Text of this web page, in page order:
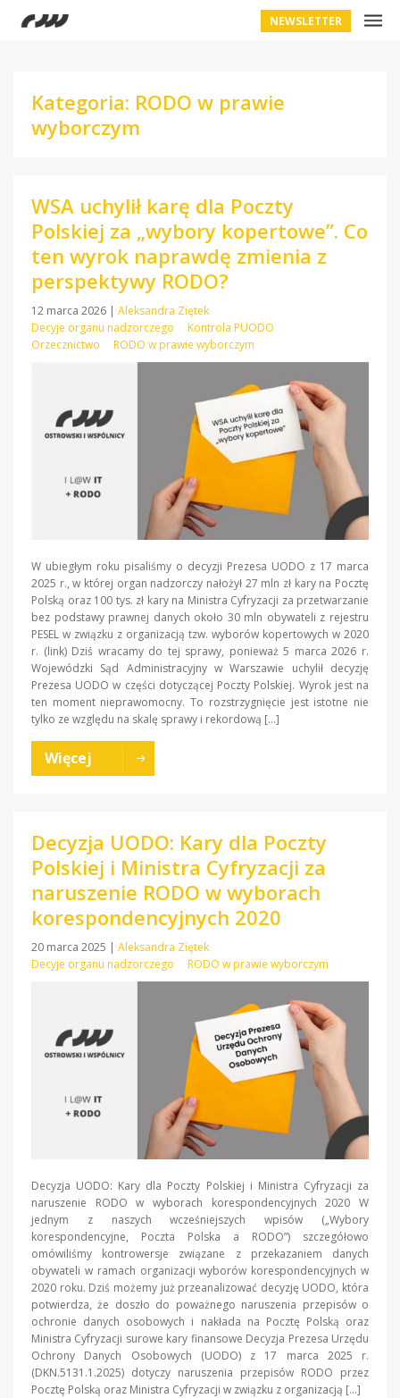
NEWSLETTER
Kategoria: RODO w prawie
wyborczym
WSA uchylił karę dla Poczty
Polskiej za „wybory kopertowe”. Co
ten wyrok naprawdę zmienia z
perspektywy RODO?
12 marca 2026 | Aleksandra Ziętek
Decyje organu nadzorczego
Kontrola PUODO
Orzecznictwo
RODO w prawie wyborczym
W ubiegłym roku pisaliśmy o decyzji Prezesa UODO z 17 marca
2025 r., w której organ nadzorczy nałożył 27 mln zł kary na Pocztę
Polską oraz 100 tys. zł kary na Ministra Cyfryzacji za przetwarzanie
bez podstawy prawnej danych około 30 mln obywateli z rejestru
PESEL w związku z organizacją tzw. wyborów kopertowych w 2020
r. (link) Dziś wracamy do tej sprawy, ponieważ 5 marca 2026 r.
Wojewódzki Sąd Administracyjny w Warszawie uchylił decyzję
Prezesa UODO w części dotyczącej Poczty Polskiej. Wyrok jest na
ten moment nieprawomocny. To rozstrzygnięcie jest istotne nie
tylko ze względu na skalę sprawy i rekordową […]
Więcej
Decyzja UODO: Kary dla Poczty
Polskiej i Ministra Cyfryzacji za
naruszenie RODO w wyborach
korespondencyjnych 2020
20 marca 2025 | Aleksandra Ziętek
Decyje organu nadzorczego
RODO w prawie wyborczym
Decyzja UODO: Kary dla Poczty Polskiej i Ministra Cyfryzacji za
naruszenie RODO w wyborach korespondencyjnych 2020 W
jednym z naszych wcześniejszych wpisów („Wybory
korespondencyjne, Poczta Polska a RODO”) szczegółowo
omówiliśmy kontrowersje związane z przekazaniem danych
obywateli w ramach organizacji wyborów korespondencyjnych w
2020 roku. Dziś możemy już przeanalizować decyzję UODO, która
potwierdza, że doszło do poważnego naruszenia przepisów o
ochronie danych osobowych i nakłada na Pocztę Polską oraz
Ministra Cyfryzacji surowe kary finansowe Decyzja Prezesa Urzędu
Ochrony Danych Osobowych (UODO) z 17 marca 2025 r.
(DKN.5131.1.2025) dotyczy naruszenia przepisów RODO przez
Pocztę Polską oraz Ministra Cyfryzacji w związku z organizacją […]